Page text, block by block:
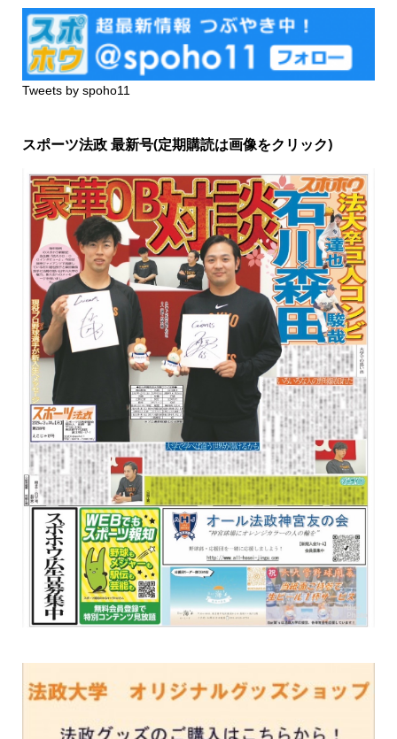
Tweets by spoho11
スポーツ法政 最新号(定期購読は画像をクリック)